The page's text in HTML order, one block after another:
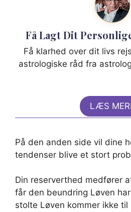
Få Lagt Dit
Få klarhed over dit livs
astrologiske råd fra
LÆS
På den anden side vil dine
tendenser blive et stort
Din reserverthed medfører
får den beundring Løven
stolte Løven kommer ikke